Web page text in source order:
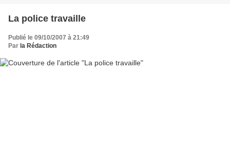
La police travaille
Publié le 09/10/2007 à 21:49
Par la Rédaction